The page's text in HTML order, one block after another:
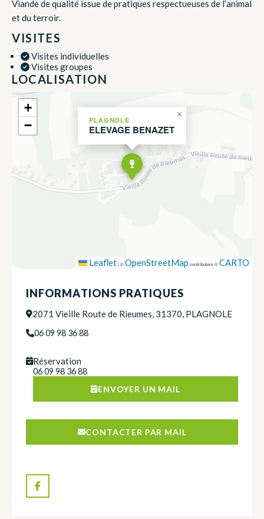
Viande de qualité issue de pratiques respectueuses de l’animal
et du terroir.
VISITES
Visites individuelles
Visites groupes
LOCALISATION
PLAGNOLE
ELEVAGE BENAZET
×
+
−
Leaflet|©OpenStreetMap contributors ©CARTO
INFORMATIONS PRATIQUES
2071 Vieille Route de Rieumes, 31370, PLAGNOLE
06 09 98 36 88
Réservation
06 09 98 36 88
ENVOYER UN MAIL
CONTACTER PAR MAIL